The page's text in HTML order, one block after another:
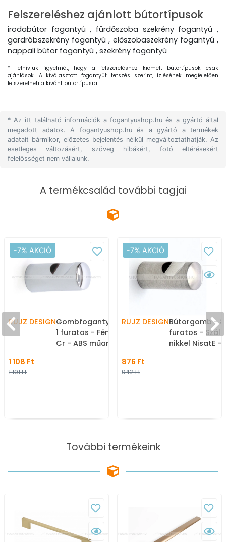
Felszereléshez ajánlott bútortípusok
irodabútor fogantyú , fürdőszoba szekrény fogantyú ,
gardróbszekrény fogantyú , előszobaszekrény fogantyú ,
nappali bútor fogantyú , szekrény fogantyú
* Felhívjuk figyelmét, hogy a felszereléshez kiemelt bútortípusok csak
ajánlások. A kiválasztott fogantyút tetszés szerint, ízlésének megfelelően
felszerelheti a kívánt bútortípusra.
* Az itt található információk a fogantyushop.hu és a gyártó által
megadott adatok. A fogantyushop.hu és a gyártó a termékek
adatait bármikor, előzetes bejelentés nélkül megváltoztathatják. Az
esetleges változásért, szöveg hibákért, fotó eltérésekért
felelősséget nem vállalunk.
A termékcsalád további tagjai
-7% AKCIÓ
RUJZ DESIGNGombfogantyú - 805.13 -
1 furatos - Fényes króm
Cr - ABS műanyag - Fém
bútorgomb (szögletes,
1 108 Ft
1 191 Ft
-7% AKCIÓ
RUJZ DESIGNBútorgomb -
furatos -
nikkel NisatE -
876 Ft
942 Ft
További termékeink